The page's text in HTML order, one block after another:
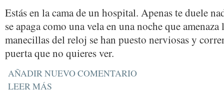
Estás en la cama de un hospital. Apenas te duele
se apaga como una vela en una noche que
manecillas del reloj se han puesto nerviosas y
puerta que no quieres ver.
AÑADIR NUEVO COMENTARIO
LEER MÁS